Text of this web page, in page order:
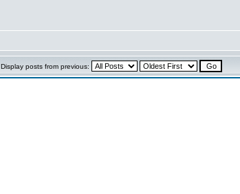
Display posts from previous: